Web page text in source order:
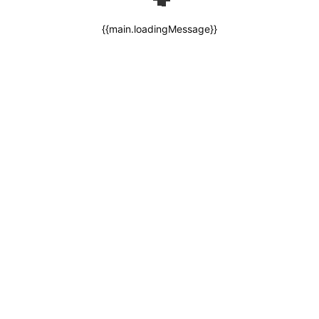
{{main.loadingMessage}}